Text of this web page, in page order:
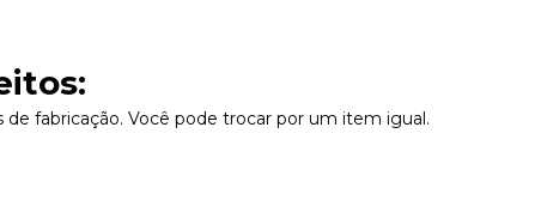
fabricação. Você pode trocar por um item igual.